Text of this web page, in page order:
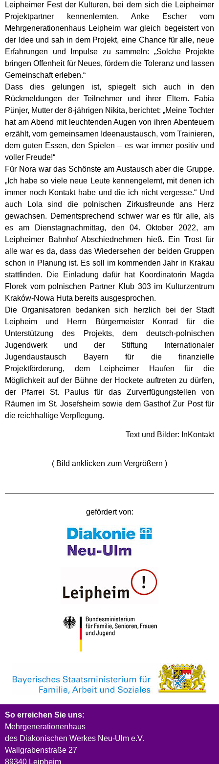
Leipheimer Fest der Kulturen, bei dem sich die Leipheimer
Projektpartner kennenlernten. Anke Escher vom
Mehrgenerationenhaus Leipheim war gleich begeistert von
der Idee und sah in dem Projekt, eine Chance für alle, neue
Erfahrungen und Impulse zu sammeln: „Solche Projekte
bringen Offenheit für Neues, fördern die Toleranz und lassen
Gemeinschaft erleben.“
Dass dies gelungen ist, spiegelt sich auch in den
Rückmeldungen der Teilnehmer und ihrer Eltern. Fabia
Pünjer, Mutter der 8-jährigen Nikita, berichtet: „Meine Tochter
hat am Abend mit leuchtenden Augen von ihren Abenteuern
erzählt, vom gemeinsamen Ideenaustausch, vom Trainieren,
dem guten Essen, den Spielen – es war immer positiv und
voller Freude!“
Für Nora war das Schönste am Austausch aber die Gruppe.
„Ich habe so viele neue Leute kennengelernt, mit denen ich
immer noch Kontakt habe und die ich nicht vergesse.“ Und
auch Lola sind die polnischen Zirkusfreunde ans Herz
gewachsen. Dementsprechend schwer war es für alle, als
es am Dienstagnachmittag, den 04. Oktober 2022, am
Leipheimer Bahnhof Abschiednehmen hieß. Ein Trost für
alle war es da, dass das Wiedersehen der beiden Gruppen
schon in Planung ist. Es soll im kommenden Jahr in Krakau
stattfinden. Die Einladung dafür hat Koordinatorin Magda
Florek vom polnischen Partner Klub 303 im Kulturzentrum
Kraków-Nowa Huta bereits ausgesprochen.
Die Organisatoren bedanken sich herzlich bei der Stadt
Leipheim und Herrn Bürgermeister Konrad für die
Unterstützung des Projekts, dem deutsch-polnischen
Jugendwerk und der Stiftung Internationaler
Jugendaustausch Bayern für die finanzielle
Projektförderung, dem Leipheimer Haufen für die
Möglichkeit auf der Bühne der Hockete auftreten zu dürfen,
der Pfarrei St. Paulus für das Zurverfügungstellen von
Räumen im St. Josefsheim sowie dem Gasthof Zur Post für
die reichhaltige Verpflegung.
Text und Bilder: InKontakt
( Bild anklicken zum Vergrößern )
gefördert von:
So erreichen Sie uns:
Mehrgenerationenhaus
des Diakonischen Werkes Neu-Ulm e.V.
Wallgrabenstraße 27
89340 Leipheim